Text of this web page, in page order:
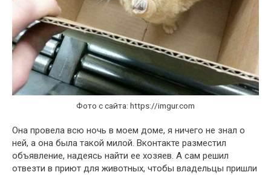
Фото с сайта: https://imgur.com
Она провела всю ночь в моем доме, я ничего не знал о
ней, а она была такой милой. Вконтакте разместил
объявление, надеясь найти ее хозяев. А сам решил
отвезти в приют для животных, чтобы владельцы пришли